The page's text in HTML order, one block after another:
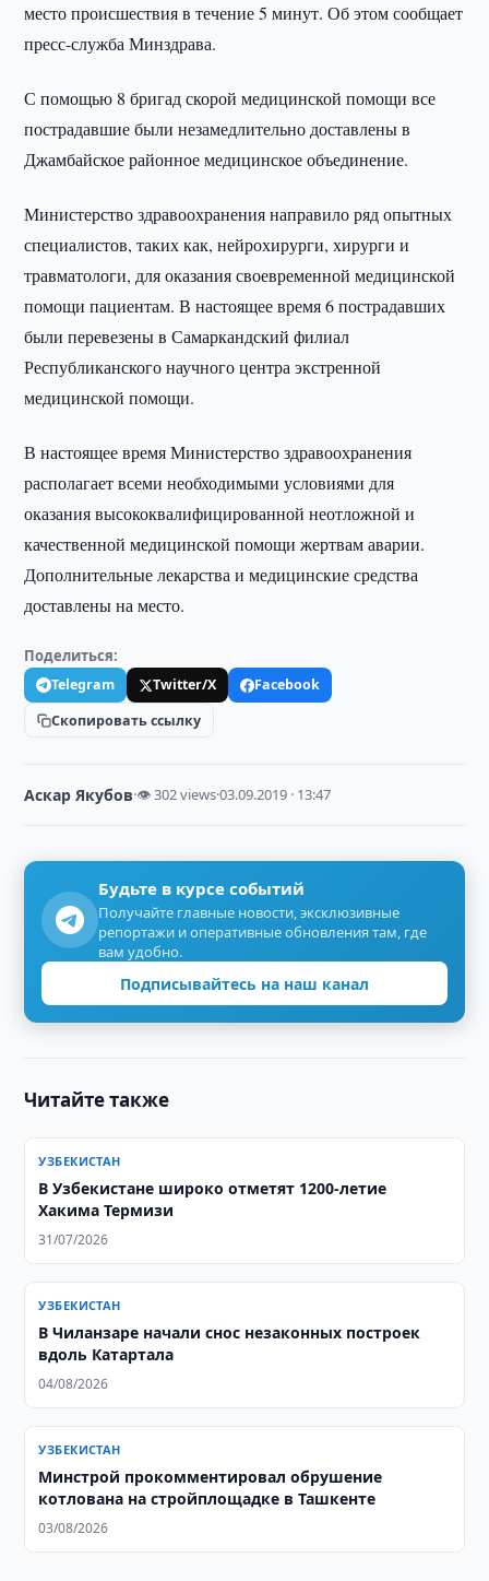
место происшествия в течение 5 минут. Об этом сообщает
пресс-служба Минздрава.
С помощью 8 бригад скорой медицинской помощи все
пострадавшие были незамедлительно доставлены в
Джамбайское районное медицинское объединение.
Министерство здравоохранения направило ряд опытных
специалистов, таких как, нейрохирурги, хирурги и
травматологи, для оказания своевременной медицинской
помощи пациентам. В настоящее время 6 пострадавших
были перевезены в Самаркандский филиал
Республиканского научного центра экстренной
медицинской помощи.
В настоящее время Министерство здравоохранения
располагает всеми необходимыми условиями для
оказания высококвалифицированной неотложной и
качественной медицинской помощи жертвам аварии.
Дополнительные лекарства и медицинские средства
доставлены на место.
Поделиться:
Telegram Twitter/X
Facebook
Скопировать ссылку
Аскар Якубов·👁 302 views·03.09.2019 · 13:47
Будьте в курсе событий
Получайте главные новости, эксклюзивные
репортажи и оперативные обновления там, где
вам удобно.
Подписывайтесь на наш канал
Читайте также
УЗБЕКИСТАН
В Узбекистане широко отметят 1200-летие
Хакима Термизи
31/07/2026
УЗБЕКИСТАН
В Чиланзаре начали снос незаконных построек
вдоль Катартала
04/08/2026
УЗБЕКИСТАН
Минстрой прокомментировал обрушение
котлована на стройплощадке в Ташкенте
03/08/2026